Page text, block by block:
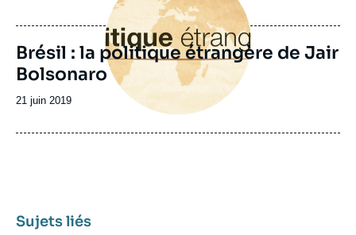
publication
Brésil : la politique étrangère de Jair
Bolsonaro
Date
publication
21 juin 2019
Sujets liés